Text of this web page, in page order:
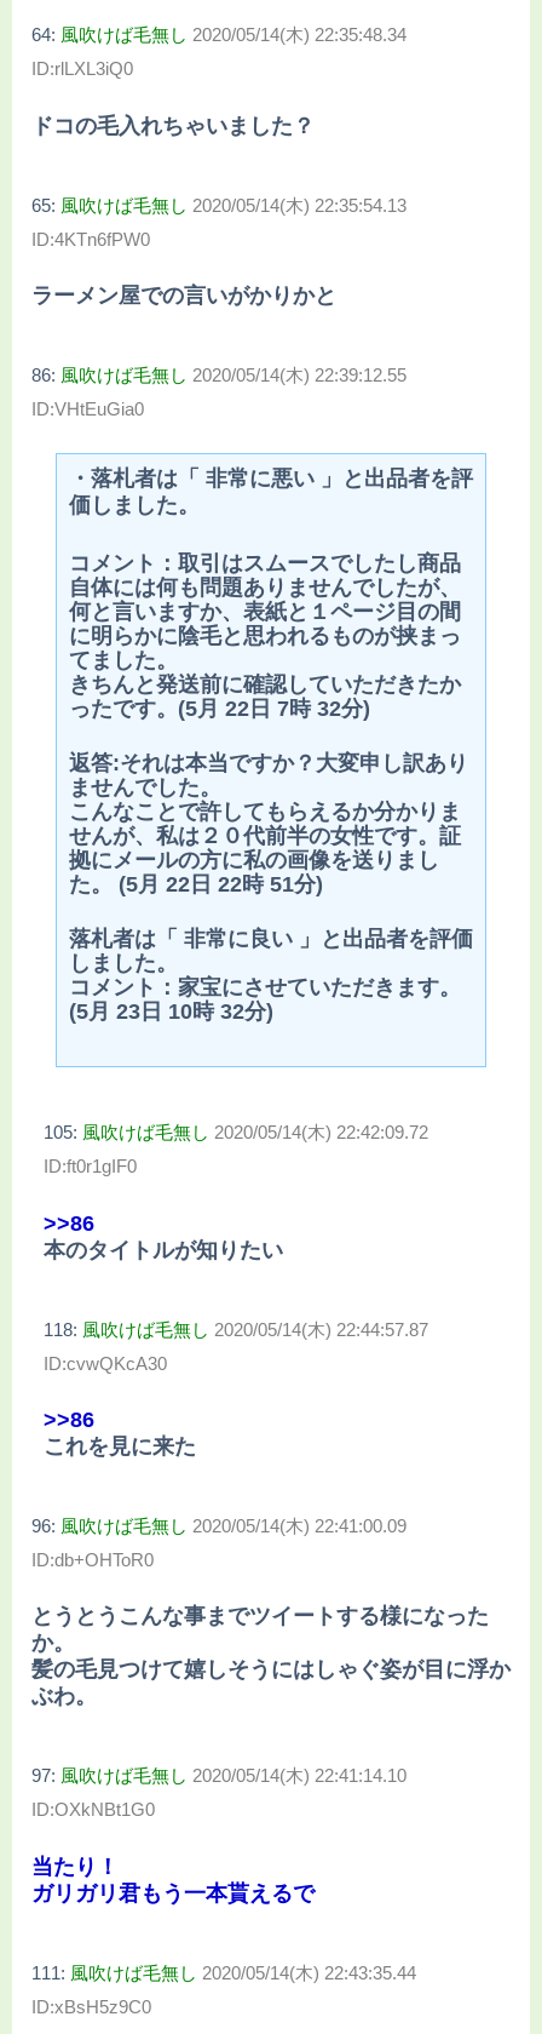
64: 風吹けば毛無し 2020/05/14(木) 22:35:48.34
ID:rlLXL3iQ0
ドコの毛入れちゃいました？
65: 風吹けば毛無し 2020/05/14(木) 22:35:54.13
ID:4KTn6fPW0
ラーメン屋での言いがかりかと
86: 風吹けば毛無し 2020/05/14(木) 22:39:12.55
ID:VHtEuGia0
・落札者は「 非常に悪い 」と出品者を評
価しました。
コメント：取引はスムースでしたし商品
自体には何も問題ありませんでしたが、
何と言いますか、表紙と１ページ目の間
に明らかに陰毛と思われるものが挟まっ
てました。
きちんと発送前に確認していただきたか
ったです。(5月 22日 7時 32分)
返答:それは本当ですか？大変申し訳あり
ませんでした。
こんなことで許してもらえるか分かりま
せんが、私は２０代前半の女性です。証
拠にメールの方に私の画像を送りまし
た。 (5月 22日 22時 51分)
落札者は「 非常に良い 」と出品者を評価
しました。
コメント：家宝にさせていただきます。
(5月 23日 10時 32分)
105: 風吹けば毛無し 2020/05/14(木) 22:42:09.72
ID:ft0r1gIF0
>>86
本のタイトルが知りたい
118: 風吹けば毛無し 2020/05/14(木) 22:44:57.87
ID:cvwQKcA30
>>86
これを見に来た
96: 風吹けば毛無し 2020/05/14(木) 22:41:00.09
ID:db+OHToR0
とうとうこんな事までツイートする様になった
か。
髪の毛見つけて嬉しそうにはしゃぐ姿が目に浮か
ぶわ。
97: 風吹けば毛無し 2020/05/14(木) 22:41:14.10
ID:OXkNBt1G0
当たり！
ガリガリ君もう一本貰えるで
111: 風吹けば毛無し 2020/05/14(木) 22:43:35.44
ID:xBsH5z9C0